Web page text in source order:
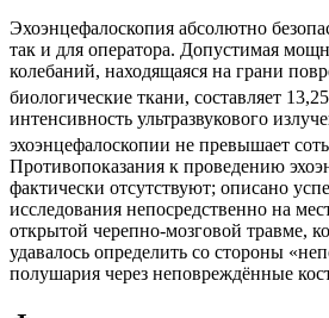
Эхоэнцефалоскопия абсолютно
так и для оператора. Допустимая
колебаний, находящаяся на грани
биологические ткани, составляет
интенсивность ультразвукового
эхоэнцефалоскопии не превышает
Противопоказания к проведению
фактически отсутствуют; описано
исследования непосредственно на
открытой черепно-мозговой травме,
удавалось определить со стороны
полушария через неповреждённые